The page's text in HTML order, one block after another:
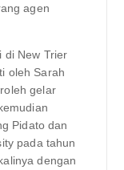
agen
di New Trier
oleh Sarah
gelar
Pidato dan
pada tahun
dengan